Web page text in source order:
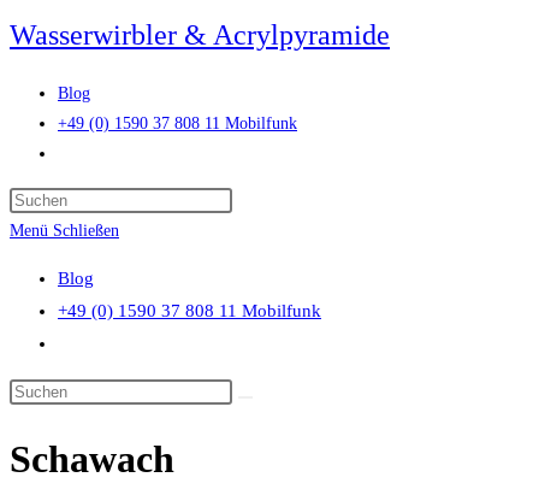
Zum
Inhalt
springen
Wasserwirbler & Acrylpyramide
Blog
+49 (0) 1590 37 808 11 Mobilfunk
umschalten
the
panel.
Menü Schließen
Blog
+49 (0) 1590 37 808 11 Mobilfunk
umschalten
Diese
durchsuchen
Schawach